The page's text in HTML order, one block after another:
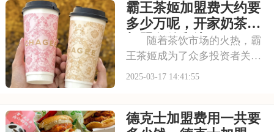
盟我们，共创辉煌。下面是对
霸王茶姬怎么加盟需要多少
钱，开一家霸王茶姬具体多
霸王茶姬加盟费大约要
多少万呢，开家奶茶店
加盟条件和流程
随着茶饮市场的火热，霸
王茶姬成为了众多投资者关注
的焦点。想要加盟这个潜力无
文将为您详细解析霸王茶姬加
2025-03-17 14:41:55
德克士加盟费用一共要